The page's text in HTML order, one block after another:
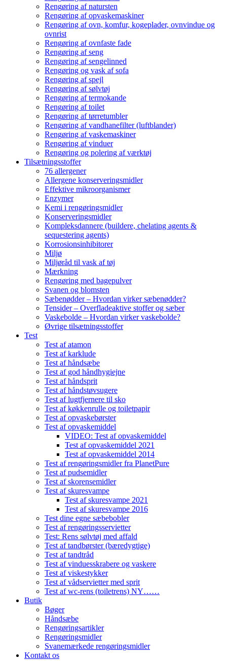
Rengøring af natursten
Rengøring af opvaskemaskiner
Rengøring af ovn, komfur, kogeplader, ovnvindue og
ovnrist
Rengøring af ovnfaste fade
Rengøring af seng
Rengøring af sengelinned
Rengøring og vask af sofa
Rengøring af spejl
Rengøring af sølvtøj
Rengøring af termokande
Rengøring af toilet
Rengøring af tørretumbler
Rengøring af vandhanefilter (luftblander)
Rengøring af vaskemaskiner
Rengøring af vinduer
Rengøring og polering af værktøj
Tilsætningsstoffer
76 allergener
Allergene konserveringsmidler
Effektive mikroorganismer
Enzymer
Kemi i rengøringsmidler
Konserveringsmidler
Kompleksdannere (buildere, chelating agents &
sequestering agents)
Korrosionsinhibitorer
Miljø
Miljøråd til vask af tøj
Mærkning
Rengøring med bagepulver
Svanen og blomsten
Sæbenødder – Hvordan virker sæbenødder?
Tensider – Overfladeaktive stoffer og sæber
Vaskebolde – Hvordan virker vaskebolde?
Øvrige tilsætningsstoffer
Test
Test af atamon
Test af karklude
Test af håndsæbe
Test af god håndhygiejne
Test af håndsprit
Test af håndstøvsugere
Test af lugtfjernere til sko
Test af køkkenrulle og toiletpapir
Test af opvaskebørster
Test af opvaskemiddel
VIDEO: Test af opvaskemiddel
Test af opvaskemiddel 2021
Test af opvaskemiddel 2014
Test af rengøringsmidler fra PlanetPure
Test af pudsemidler
Test af skorensemidler
Test af skuresvampe
Test af skuresvampe 2021
Test af skuresvampe 2016
Test dine egne sæbebobler
Test af rengøringsservietter
Test: Rens sølvtøj med affald
Test af tandbørster (bæredygtige)
Test af tandtråd
Test af vinduesskrabere og vaskere
Test af viskestykker
Test af vådservietter med sprit
Test af wc-rens (toiletrens) NY……
Butik
Bøger
Håndsæbe
Rengøringsartikler
Rengøringsmidler
Svanemærkede rengøringsmidler
Kontakt os